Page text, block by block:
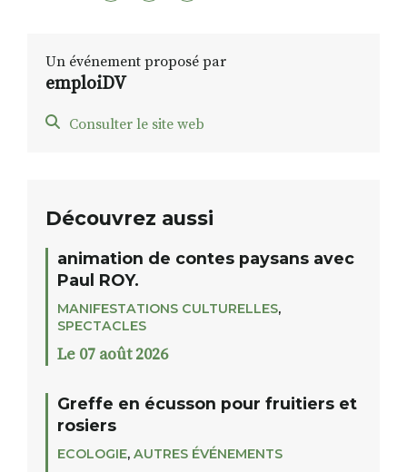
Un événement proposé par
emploiDV
Consulter le site web
Découvrez aussi
animation de contes paysans avec
Paul ROY.
MANIFESTATIONS CULTURELLES,
SPECTACLES
Le 07 août 2026
Greffe en écusson pour fruitiers et
rosiers
ECOLOGIE, AUTRES ÉVÉNEMENTS